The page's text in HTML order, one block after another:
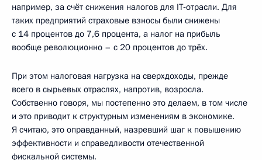
например, за счёт снижения налогов для IT‑отрасли. Для
таких предприятий страховые взносы были снижены
с 14 процентов до 7,6 процента, а налог на прибыль
вообще революционно – с 20 процентов до трёх.
При этом налоговая нагрузка на сверхдоходы, прежде
всего в сырьевых отраслях, напротив, возросла.
Собственно говоря, мы постепенно это делаем, в том числе
и это приводит к структурным изменениям в экономике.
Я считаю, это оправданный, назревший шаг к повышению
эффективности и справедливости отечественной
фискальной системы.